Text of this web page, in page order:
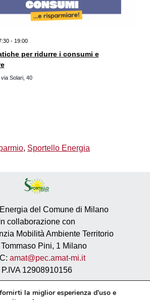
- 19:00
per ridurre i consumi e
via Solari, 40
, Sportello Energia
del Comune di Milano
In collaborazione con
Mobilità Ambiente Territorio
Pini, 1 Milano
amat@pec.amat-mi.it
P.IVA 12908910156
Privacy
la miglior esperienza d'uso e